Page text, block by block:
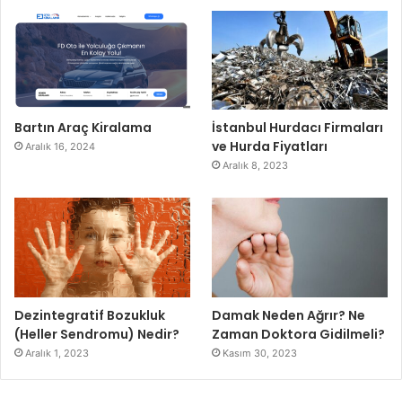
Bartın Araç Kiralama
Aralık 16, 2024
İstanbul Hurdacı Firmaları
ve Hurda Fiyatları
Aralık 8, 2023
Dezintegratif Bozukluk
(Heller Sendromu) Nedir?
Aralık 1, 2023
Damak Neden Ağrır? Ne
Zaman Doktora Gidilmeli?
Kasım 30, 2023